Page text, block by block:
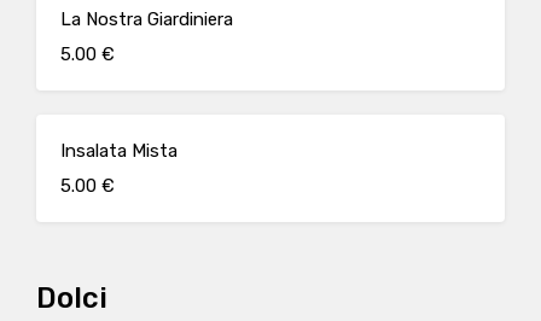
La Nostra Giardiniera
5.00 €
Insalata Mista
5.00 €
Dolci